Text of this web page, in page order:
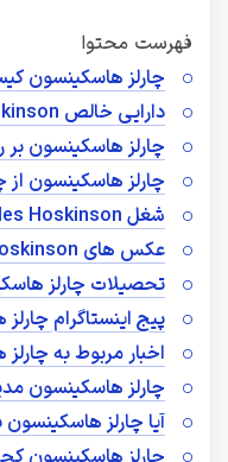
فهرست محتوا
چارلز هاسکینسون
دارایی خالص Charles Hoskinson چقدر است؟
چارلز هاسکینسون بر
چارلز هاسکینسون از
شغل Charles Hoskinson قبل از ورود به این عرصه چه بود؟
عکس های Charles Hoskinson را در کجا مشاهده کنیم؟
تحصیلات چارلز
پیج اینستاگرام
اخبار مربوط به
چارلز هاسکینسون
آیا چارلز